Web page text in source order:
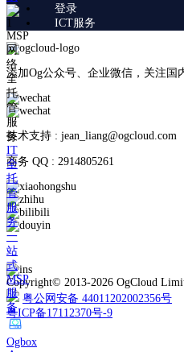
MSP
网
络
全
托
管
服
务
IT
全
托
管
服
务
一
站
式
MSP
服
务
Ogbox
登录
ICT服务
添加Og公众号、企业微信，关注国
技术支持 : jean_liang@ogcloud.com
商务 QQ : 2914805261
Copyright© 2013-2026 OgCloud
粤公网安备 44011202002356号
粤ICP备17112370号-9